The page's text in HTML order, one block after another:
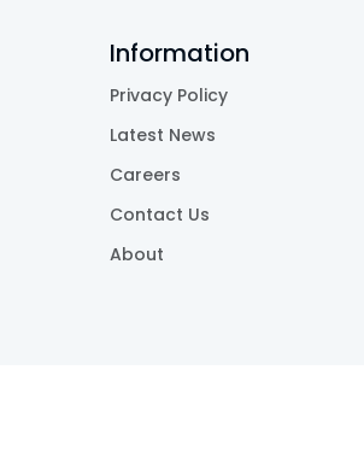
Information
Privacy Policy
Latest News
Careers
Contact Us
About